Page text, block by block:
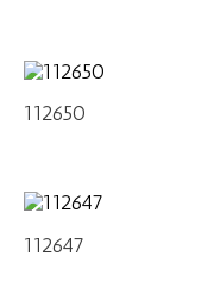
112650
112647